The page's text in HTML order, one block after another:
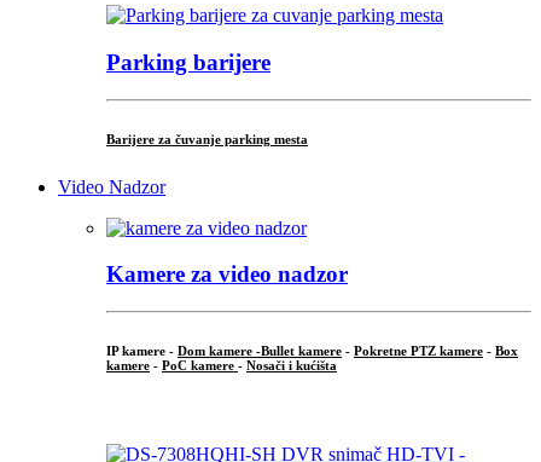
Parking barijere
Barijere za čuvanje parking mesta
Video Nadzor
Kamere za video nadzor
IP kamere - Dom kamere -Bullet kamere - Pokretne PTZ kamere - Box
kamere - PoC kamere - Nosači i kućišta